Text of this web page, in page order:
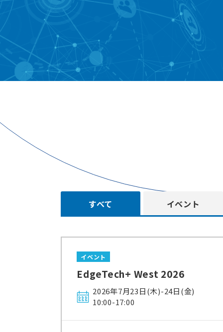
すべて イベント
イベント
EdgeTech+ West 2026
2026年7月23日(木)-24日(金)
10:00-17:00